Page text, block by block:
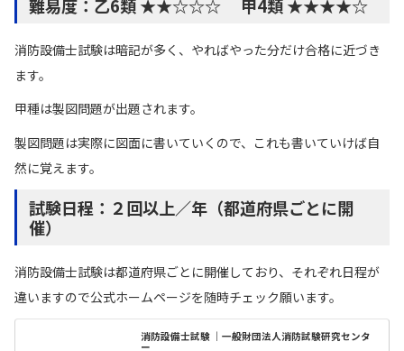
難易度： 乙6類★★☆☆☆甲4類★★★★☆
消防設備士試験は暗記が多く、やればやった分だけ合格に近づき
ます。
甲種は製図問題が出題されます。
製図問題は実際に図面に書いていくので、これも書いていけば自
然に覚えます。
試験日程：２回以上／年（都道府県ごとに開
催）
消防設備士試験は都道府県ごとに開催しており、それぞれ日程が
違いますので公式ホームページを随時チェック願います。
消防設備士試験 ｜一般財団法人消防試験研究センタ
ー